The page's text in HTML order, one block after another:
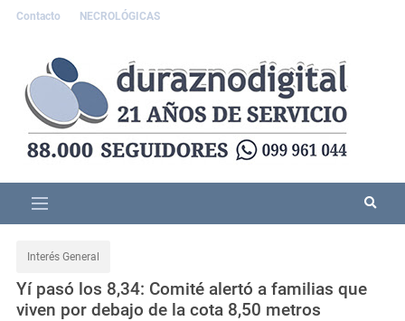
Contacto NECROLÓGICAS
Interés General
Yí pasó los 8,34: Comité alertó a familias que
viven por debajo de la cota 8,50 metros